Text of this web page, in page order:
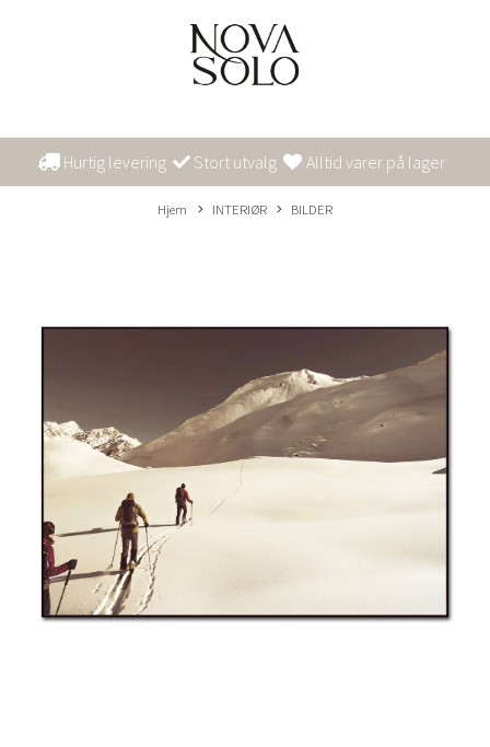
Hurtig levering Stort utvalg Alltid varer på lager
Hjem INTERIØR BILDER